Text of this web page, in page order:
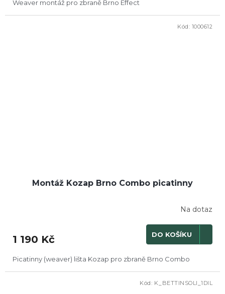
Weaver montáž pro zbraně Brno Effect
Montáž Kozap Brno Combo picatinny
Na dotaz
1 190 Kč DO KOŠÍKU
Picatinny (weaver) lišta Kozap pro zbraně Brno Combo
Kód: 1000612
Kód: K_BETTINSOLI_1DIL